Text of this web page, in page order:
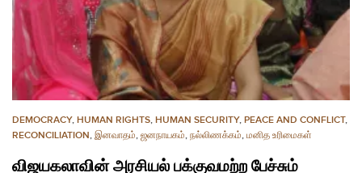
DEMOCRACY, HUMAN RIGHTS, HUMAN SECURITY, PEACE AND CONFLICT,
RECONCILIATION, இனவாதம், ஜனநாயகம், நல்லிணக்கம், மனித உரிமைகள்
விஜயகலாவின் அரசியல் பக்குவமற்ற பேச்சும்